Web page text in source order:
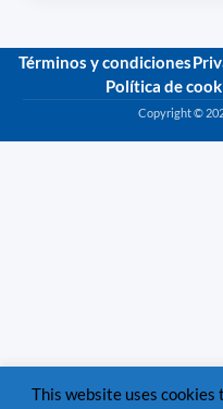
Términos y condiciones
Política de
Copyright ©
This website uses